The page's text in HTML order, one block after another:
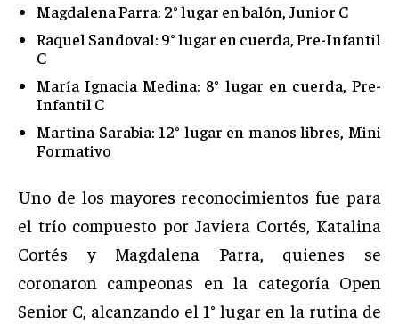
Magdalena Parra: 2° lugar en balón, Junior C
Raquel Sandoval: 9° lugar en cuerda, Pre-Infantil
C
María Ignacia Medina: 8° lugar en cuerda, Pre-
Infantil C
Martina Sarabia: 12° lugar en manos libres, Mini
Formativo
Uno de los mayores reconocimientos fue para
el trío compuesto por Javiera Cortés, Katalina
Cortés y Magdalena Parra, quienes se
coronaron campeonas en la categoría Open
Senior C, alcanzando el 1° lugar en la rutina de